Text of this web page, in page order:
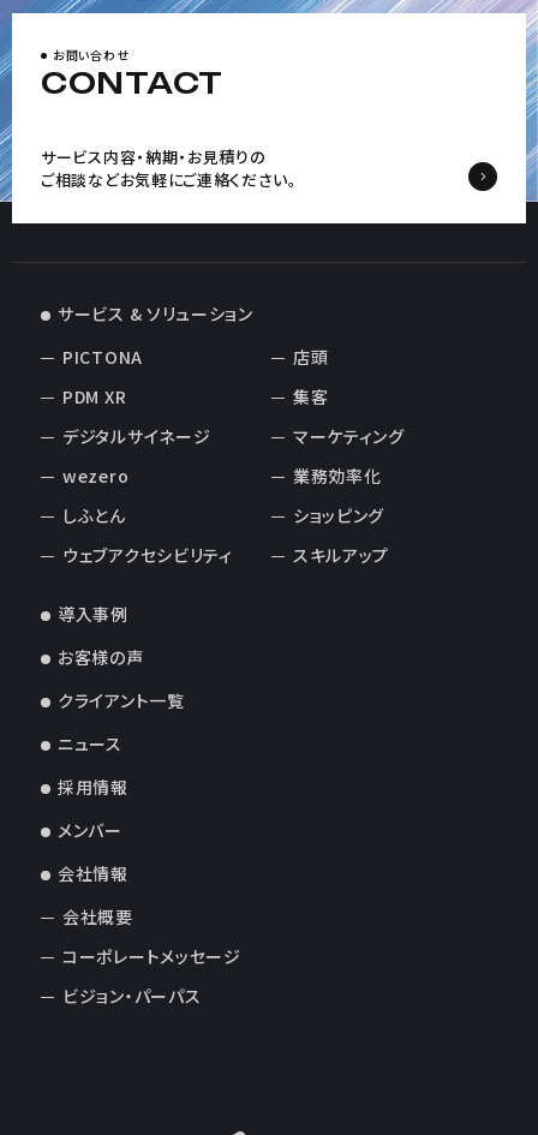
お問い合わせ
CONTACT
サービス内容・納期・お見積りの
ご相談などお気軽にご連絡ください。
サービス & ソリューション
PICTONA
PDM XR
デジタルサイネージ
wezero
しふとん
ウェブアクセシビリティ
店頭
集客
マーケティング
業務効率化
ショッピング
スキルアップ
導入事例
お客様の声
クライアント一覧
ニュース
採用情報
メンバー
会社情報
会社概要
コーポレートメッセージ
ビジョン・パーパス